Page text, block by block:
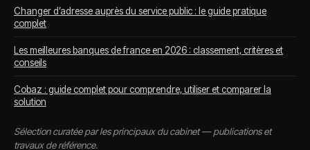
Changer d’adresse auprès du service public : le guide pratique
complet
Les meilleures banques de france en 2026 : classement, critères et
conseils
Cobaz : guide complet pour comprendre, utiliser et comparer la
solution
Sélection curatée par les principaux du cabinet — publications et
travaux de référence.